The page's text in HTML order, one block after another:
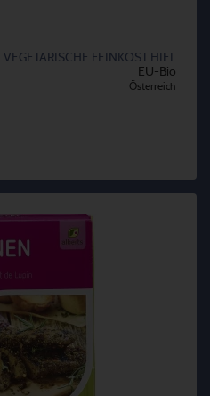
VEGETARISCHE FEINKOST HIEL
EU-Bio
Österreich